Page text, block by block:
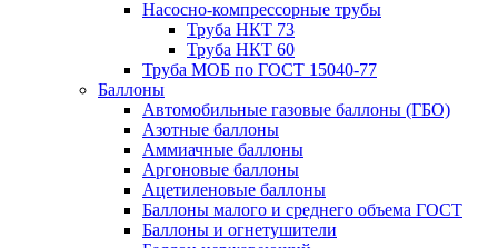
Насосно-компрессорные трубы
Труба НКТ 73
Труба НКТ 60
Труба МОБ по ГОСТ 15040-77
Баллоны
Автомобильные газовые баллоны (ГБО)
Азотные баллоны
Аммиачные баллоны
Аргоновые баллоны
Ацетиленовые баллоны
Баллоны малого и среднего объема ГОСТ
Баллоны и огнетушители